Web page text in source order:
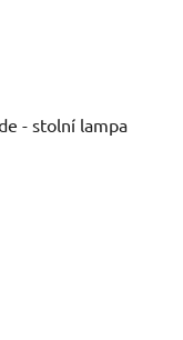
- stolní lampa